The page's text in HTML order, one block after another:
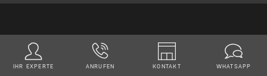
IHR EXPERTE ANRUFEN KONTAKT WHATSAPP